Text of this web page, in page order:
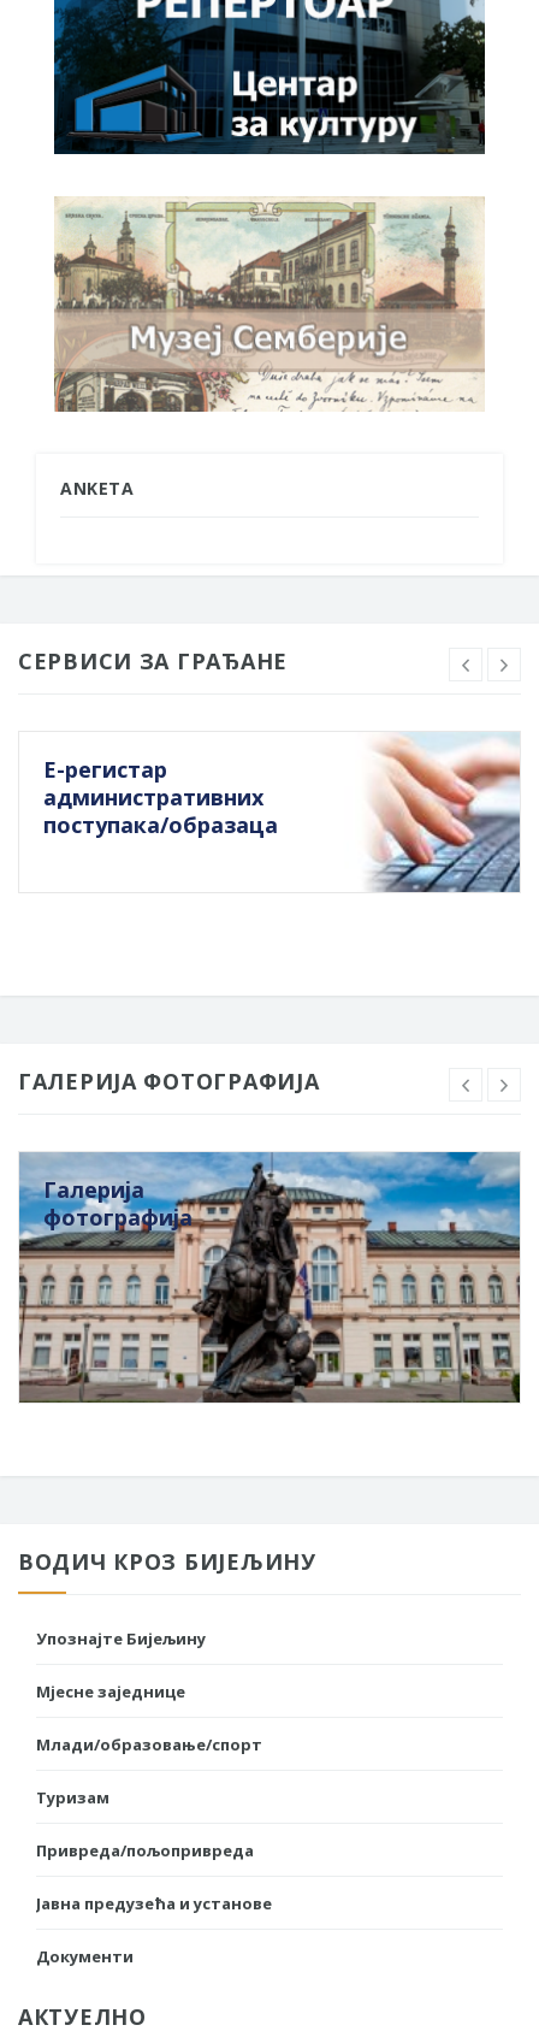
ANKETA
СЕРВИСИ ЗА ГРАЂАНЕ
Е-регистар
административних
поступака/образаца
ГАЛЕРИЈА ФОТОГРАФИЈА
Галерија
фотографија
ВОДИЧ КРОЗ БИЈЕЉИНУ
Упознајте Бијељину
Мјесне заједнице
Млади/образовање/спорт
Туризам
Привреда/пољопривреда
Јавна предузећа и установе
Документи
АКТУЕЛНО